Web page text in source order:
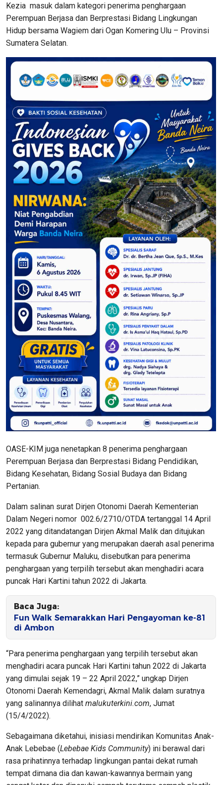
Kezia masuk dalam kategori penerima penghargaan
Perempuan Berjasa dan Berprestasi Bidang Lingkungan
Hidup bersama Wagiem dari Ogan Komering Ulu – Provinsi
Sumatera Selatan.
OASE-KIM juga nenetapkan 8 penerima penghargaan
Perempuan Berjasa dan Berprestasi Bidang Pendidikan,
Bidang Kesehatan, Bidang Sosial Budaya dan Bidang
Pertanian.
Dalam salinan surat Dirjen Otonomi Daerah Kementerian
Dalam Negeri nomor 002.6/2710/OTDA tertanggal 14 April
2022 yang ditandatangan Dirjen Akmal Malik dan ditujukan
kepada para gubernur yang merupakan daerah asal penerima
termasuk Gubernur Maluku, disebutkan para penerima
penghargaan yang terpilih tersebut akan menghadiri acara
puncak Hari Kartini tahun 2022 di Jakarta.
Baca Juga:
Fun Walk Semarakkan Hari Pengayoman ke-81
di Ambon
“Para penerima penghargaan yang terpilih tersebut akan
menghadiri acara puncak Hari Kartini tahun 2022 di Jakarta
yang dimulai sejak 19 – 22 April 2022,” ungkap Dirjen
Otonomi Daerah Kemendagri, Akmal Malik dalam suratnya
yang salinannya dilihat malukuterkini.com, Jumat
(15/4/2022).
Sebagaimana diketahui, inisiasi mendirikan Komunitas Anak-
Anak Lebebae (Lebebae Kids Community) ini berawal dari
rasa prihatinnya terhadap lingkungan pantai dekat rumah
tempat dimana dia dan kawan-kawannya bermain yang